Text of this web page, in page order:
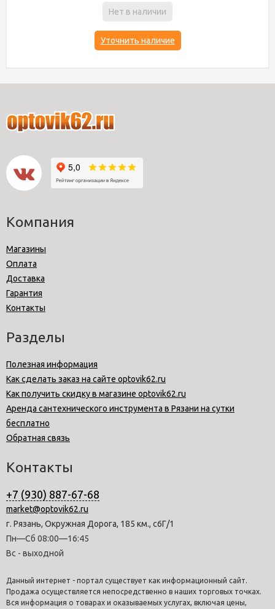
Нет в наличии
Уточнить наличие
Компания
Магазины
Оплата
Доставка
Гарантия
Контакты
Разделы
Полезная информация
Как сделать заказ на сайте optovik62.ru
Как получить скидку в магазине optovik62.ru
Аренда сантехнического инструмента в Рязани на сутки
бесплатно
Обратная связь
Контакты
+7 (930) 887-67-68
market@optovik62.ru
г. Рязань, Окружная Дорога, 185 км., с6Г/1
Пн—Сб 08:00—16:45
Вс - выходной
Данный интернет - портал существует как информационный сайт.
Продажа осуществляется непосредственно в наших торговых точках.
Вся информация о товарах и оказываемых услугах, включая цены,